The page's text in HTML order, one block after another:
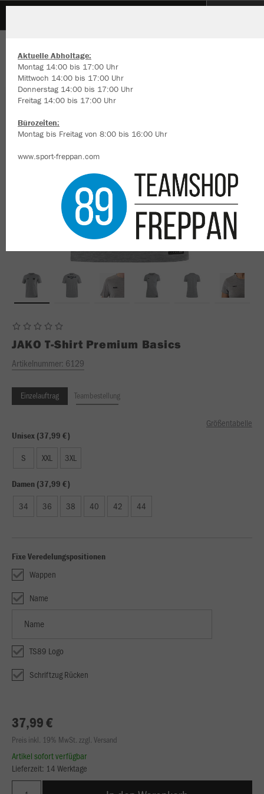
JAKO T-Shirt Premium Basics
Artikelnummer: 6129
Einzelauftrag Teambestellung
Größentabelle
Unisex (37,99 €)
S XXL 3XL
Damen (37,99 €)
34 36 38 40 42 44
Fixe Veredelungspositionen
Wappen
Name
TS89 Logo
Schriftzug Rücken
37,99 €
Preis inkl. 19% MwSt. zzgl. Versand
Artikel sofort verfügbar
Lieferzeit: 14 Werktage
Aktuelle Abholtage:
Montag 14:00 bis 17:00 Uhr
Mittwoch 14:00 bis 17:00 Uhr
Donnerstag 14:00 bis 17:00 Uhr
Freitag 14:00 bis 17:00 Uhr
Bürozeiten:
Montag bis Freitag von 8:00 bis 16:00 Uhr
www.sport-freppan.com
Wir verwenden Cookies
Inhalte anzeigen und unsere Website verbessern. Weitere
zu den Cookies findest Du in den Einstellungen.
Alle ablehnen
mehr Infos
Datenschutz
Impressum